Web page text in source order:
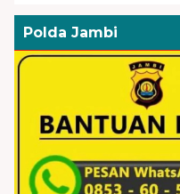
Polda Jambi